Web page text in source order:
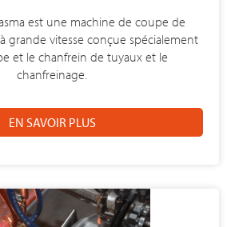
est une machine de coupe de
grande vitesse conçue spécialement
et le chanfrein de tuyaux et le
chanfreinage.
EN SAVOIR PLUS